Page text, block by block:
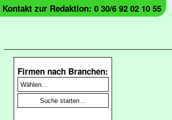
Kontakt zur Redaktion: 0 30/6 92 02 10 55
Firmen nach Branchen: